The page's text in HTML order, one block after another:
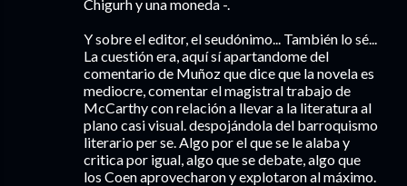
Chigurh y una moneda -.
Y sobre el editor, el seudónimo... También lo sé...
La cuestión era, aquí sí apartandome del
comentario de Muñoz que dice que la novela es
mediocre, comentar el magistral trabajo de
McCarthy con relación a llevar a la literatura al
plano casi visual. despojándola del barroquismo
literario per se. Algo por el que se le alaba y
critica por igual, algo que se debate, algo que
los Coen aprovecharon y explotaron al máximo.